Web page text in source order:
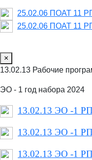
25.02.06 ПОАТ 11
25.02.06 ПОАТ 11
×
13.02.13 Рабочие
ЭО - 1 год набора 2024
13.02.13 ЭО -1
13.02.13 ЭО -1
13.02.13 ЭО -1